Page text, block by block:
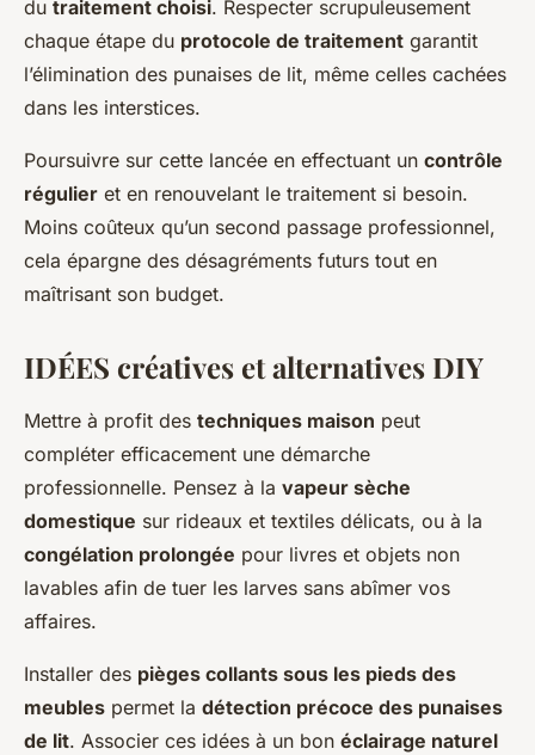
du traitement choisi. Respecter scrupuleusement
chaque étape du protocole de traitement garantit
l’élimination des punaises de lit, même celles cachées
dans les interstices.
Poursuivre sur cette lancée en effectuant un contrôle
régulier et en renouvelant le traitement si besoin.
Moins coûteux qu’un second passage professionnel,
cela épargne des désagréments futurs tout en
maîtrisant son budget.
IDÉES créatives et alternatives DIY
Mettre à profit des techniques maison peut
compléter efficacement une démarche
professionnelle. Pensez à la vapeur sèche
domestique sur rideaux et textiles délicats, ou à la
congélation prolongée pour livres et objets non
lavables afin de tuer les larves sans abîmer vos
affaires.
Installer des pièges collants sous les pieds des
meubles permet la détection précoce des punaises
de lit. Associer ces idées à un bon éclairage naturel